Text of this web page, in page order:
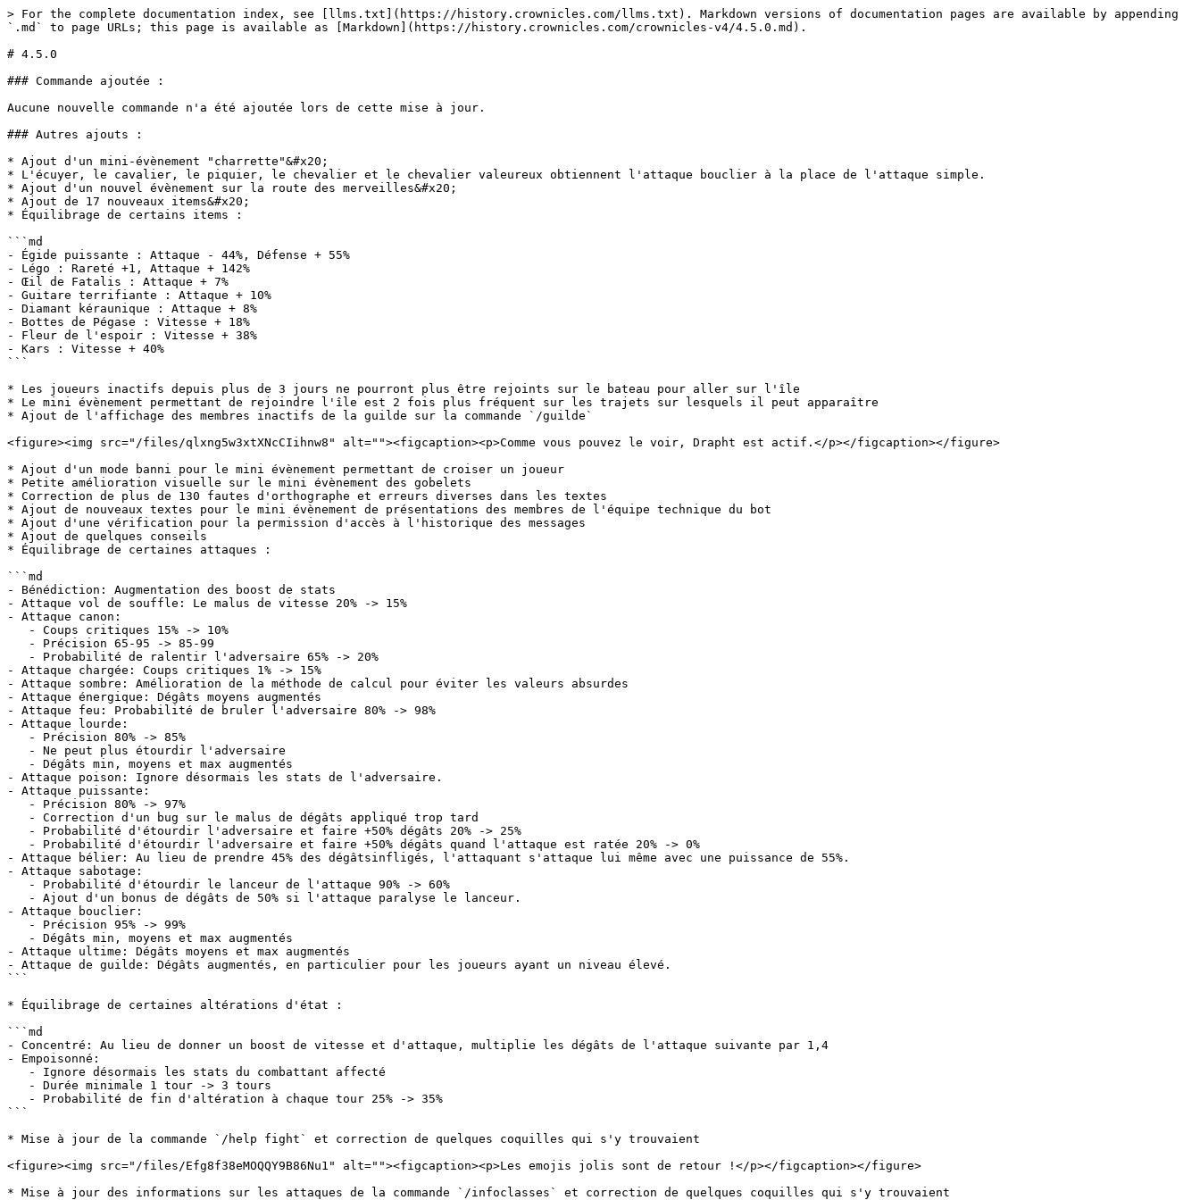
> For the complete documentation index, see [llms.txt](https://history.crownicles.com/llms.txt). Markdown versions of documentation pages are available by appending
`.md` to page URLs; this page is available as [Markdown](https://history.crownicles.com/crownicles-v4/4.5.0.md).
# 4.5.0
### Commande ajoutée :
Aucune nouvelle commande n'a été ajoutée lors de cette mise à jour.
### Autres ajouts :
* Ajout d'un mini-évènement "charrette"&#x20;
* L'écuyer, le cavalier, le piquier, le chevalier et le chevalier valeureux obtiennent l'attaque bouclier à la place de l'attaque simple.
* Ajout d'un nouvel évènement sur la route des merveilles&#x20;
* Ajout de 17 nouveaux items&#x20;
* Équilibrage de certains items :
```md
- Égide puissante : Attaque - 44%, Défense + 55%
- Légo : Rareté +1, Attaque + 142%
- Œil de Fatalis : Attaque + 7%
- Guitare terrifiante : Attaque + 10%
- Diamant kéraunique : Attaque + 8%
- Bottes de Pégase : Vitesse + 18%
- Fleur de l'espoir : Vitesse + 38%
- Kars : Vitesse + 40%
```
* Les joueurs inactifs depuis plus de 3 jours ne pourront plus être rejoints sur le bateau pour aller sur l'île
* Le mini évènement permettant de rejoindre l'île est 2 fois plus fréquent sur les trajets sur lesquels il peut apparaître
* Ajout de l'affichage des membres inactifs de la guilde sur la commande `/guilde`
<figure><img src="/files/qlxng5w3xtXNcCIihnw8" alt=""><figcaption><p>Comme vous pouvez le voir, Drapht est actif.</p></figcaption></figure>
* Ajout d'un mode banni pour le mini évènement permettant de croiser un joueur
* Petite amélioration visuelle sur le mini évènement des gobelets
* Correction de plus de 130 fautes d'orthographe et erreurs diverses dans les textes
* Ajout de nouveaux textes pour le mini évènement de présentations des membres de l'équipe technique du bot
* Ajout d'une vérification pour la permission d'accès à l'historique des messages
* Ajout de quelques conseils
* Équilibrage de certaines attaques :
```md
- Bénédiction: Augmentation des boost de stats
- Attaque vol de souffle: Le malus de vitesse 20% -> 15%
- Attaque canon:
- Attaque chargée: Coups critiques 1% -> 15%
- Attaque sombre: Amélioration de la méthode de calcul pour éviter les valeurs absurdes
- Attaque énergique: Dégâts moyens augmentés
- Attaque feu: Probabilité de bruler l'adversaire 80% -> 98%
- Attaque lourde:
- Attaque poison: Ignore désormais les stats de l'adversaire.
- Attaque puissante:
- Attaque bélier: Au lieu de prendre 45% des dégâtsinfligés, l'attaquant s'attaque lui même avec une puissance de 55%.
- Attaque sabotage:
- Attaque bouclier:
- Attaque ultime: Dégâts moyens et max augmentés
- Attaque de guilde: Dégâts augmentés, en particulier pour les joueurs ayant un niveau élevé.
```
* Équilibrage de certaines altérations d'état :
```md
- Concentré: Au lieu de donner un boost de vitesse et d'attaque, multiplie les dégâts de l'attaque suivante par 1,4
- Empoisonné:
```
* Mise à jour de la commande `/help fight` et correction de quelques coquilles qui s'y trouvaient
<figure><img src="/files/Efg8f38eMOQQY9B86Nu1" alt=""><figcaption><p>Les emojis jolis sont de retour !</p></figcaption></figure>
* Mise à jour des informations sur les attaques de la commande `/infoclasses` et correction de quelques coquilles qui s'y trouvaient